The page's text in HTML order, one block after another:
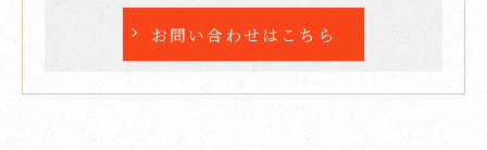
お問い合わせはこちら